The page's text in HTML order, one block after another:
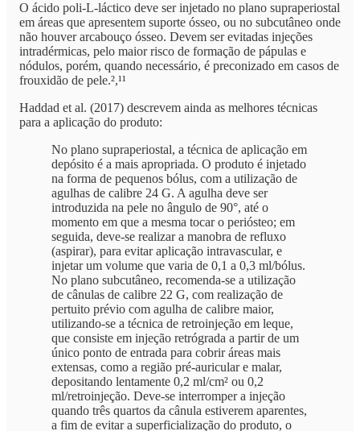
O ácido poli-L-láctico deve ser injetado no plano supraperiostal
em áreas que apresentem suporte ósseo, ou no subcutâneo onde
não houver arcabouço ósseo. Devem ser evitadas injeções
intradérmicas, pelo maior risco de formação de pápulas e
nódulos, porém, quando necessário, é preconizado em casos de
frouxidão de pele.²,¹¹
Haddad et al. (2017) descrevem ainda as melhores técnicas
para a aplicação do produto:
No plano supraperiostal, a técnica de aplicação em
depósito é a mais apropriada. O produto é injetado
na forma de pequenos bólus, com a utilização de
agulhas de calibre 24 G. A agulha deve ser
introduzida na pele no ângulo de 90°, até o
momento em que a mesma tocar o periósteo; em
seguida, deve-se realizar a manobra de refluxo
(aspirar), para evitar aplicação intravascular, e
injetar um volume que varia de 0,1 a 0,3 ml/bólus.
No plano subcutâneo, recomenda-se a utilização
de cânulas de calibre 22 G, com realização de
pertuito prévio com agulha de calibre maior,
utilizando-se a técnica de retroinjeção em leque,
que consiste em injeção retrógrada a partir de um
único ponto de entrada para cobrir áreas mais
extensas, como a região pré-auricular e malar,
depositando lentamente 0,2 ml/cm² ou 0,2
ml/retroinjeção. Deve-se interromper a injeção
quando três quartos da cânula estiverem aparentes,
a fim de evitar a superficialização do produto, o